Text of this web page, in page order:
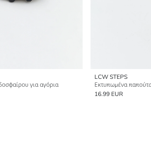
για αγόρια
LCW STEPS
Εκτυπωμένα
16.99 EUR